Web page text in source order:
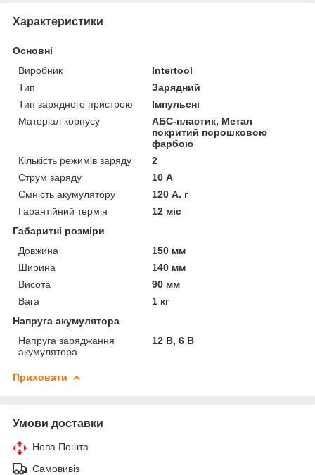
Характеристики
Основні
Виробник
Intertool
Тип
Зарядний
Тип зарядного пристрою
Імпульсні
Матеріал корпусу
АБС-пластик, Метал
покритий порошковою
фарбою
Кількість режимів заряду
2
Струм заряду
10 А
Ємність акумулятору
120 А. г
Гарантійний термін
12 міс
Габаритні розміри
Довжина
150 мм
Ширина
140 мм
Висота
90 мм
Вага
1 кг
Напруга акумулятора
Напруга заряджання
акумулятора
12 В, 6 В
Приховати
Умови доставки
Нова Пошта
Самовивіз